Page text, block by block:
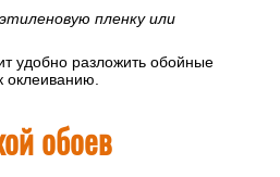
пленку или
удобно разложить обойные
оклеиванию.
обоев